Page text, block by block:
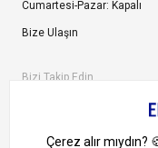
Cumartesi-Pazar: Kapalı
Bize Ulaşın
Bizi Takip Edin